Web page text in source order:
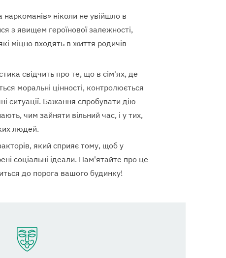
ніколи не увійшло в
з явищем героїнової залежності,
міцно входять в життя родичів
свідчить про те, що в сім'ях, де
моральні цінності, контролюється
ситуації. Бажання спробувати дію
чим зайняти вільний час, і у тих,
людей.
який сприяє тому, щоб у
соціальні ідеали. Пам'ятайте про це
до порога вашого будинку!